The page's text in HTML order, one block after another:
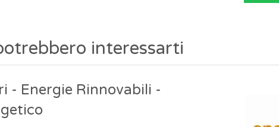
interessarti
- Energie Rinnovabili -